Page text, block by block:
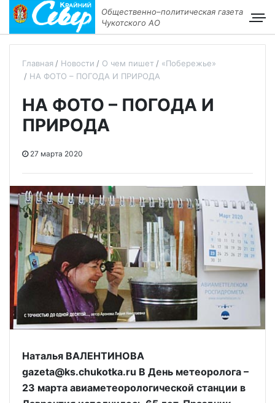
Общественно–политическая газета
Чукотского АО
Главная Новости О чем пишет
«Побережье»
НА ФОТО – ПОГОДА И ПРИРОДА
НА ФОТО – ПОГОДА И
ПРИРОДА
27 марта 2020
Наталья ВАЛЕНТИНОВА
gazeta@ks.chukotka.ru В День метеоролога –
23 марта авиаметеорологической станции в